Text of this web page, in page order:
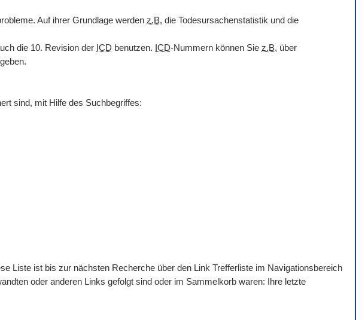
Auf ihrer Grundlage werden z.B. die Todesursachenstatistik und die
die 10. Revision der ICD benutzen. ICD-Nummern können Sie z.B. über
sind, mit Hilfe des Suchbegriffes:
Liste ist bis zur nächsten Recherche über den Link Trefferliste im Navigationsbereich
oder anderen Links gefolgt sind oder im Sammelkorb waren: Ihre letzte